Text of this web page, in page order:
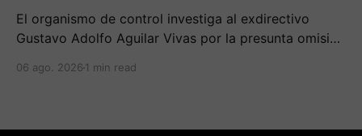
El organismo de control investiga al exdirectivo
Gustavo Adolfo Aguilar Vivas por la presunta omisión
entre 2020 y 2023.
06 ago. 2026 1 min read